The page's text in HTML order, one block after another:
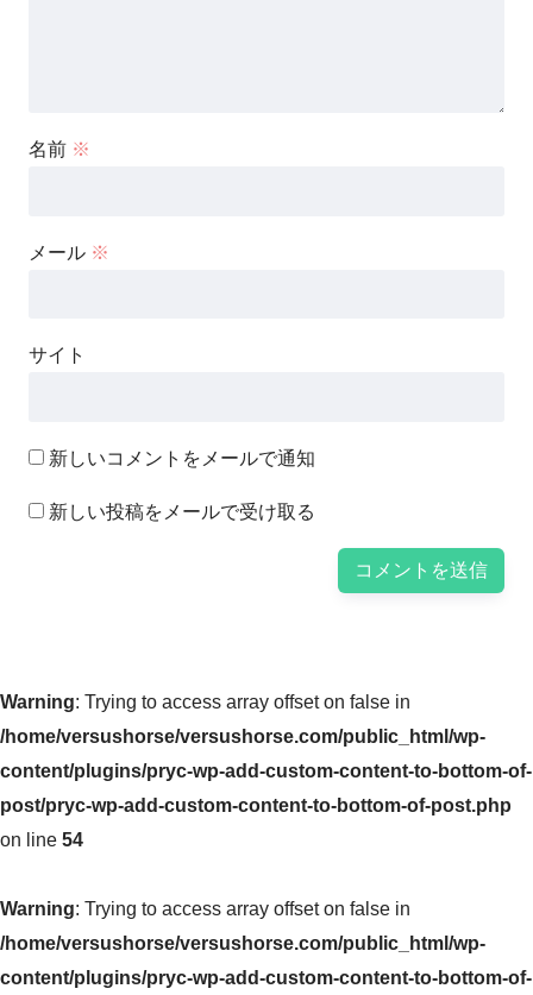
名前 ※
メール ※
サイト
新しいコメントをメールで通知
新しい投稿をメールで受け取る
Warning: Trying to access array offset on false in
/home/versushorse/versushorse.com/public_html/wp-
content/plugins/pryc-wp-add-custom-content-to-bottom-of-
post/pryc-wp-add-custom-content-to-bottom-of-post.php
on line 54
Warning: Trying to access array offset on false in
/home/versushorse/versushorse.com/public_html/wp-
content/plugins/pryc-wp-add-custom-content-to-bottom-of-